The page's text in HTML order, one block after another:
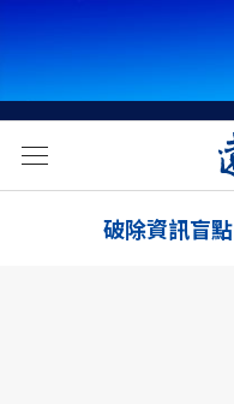
破除資訊盲點